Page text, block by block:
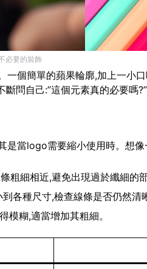
必要的裝飾
個簡單的蘋果輪廓,加上一小
問自己:”這個元素真的必要嗎
當logo需要縮小使用時。想
粗細相近,避免出現過於纖細的部
各種尺寸,檢查線條是否仍然清
模糊,適當增加其粗細。